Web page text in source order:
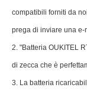
compatibili forniti da
prega di inviare una e-
2. "Batteria OUKITEL
di zecca che è
3. La batteria